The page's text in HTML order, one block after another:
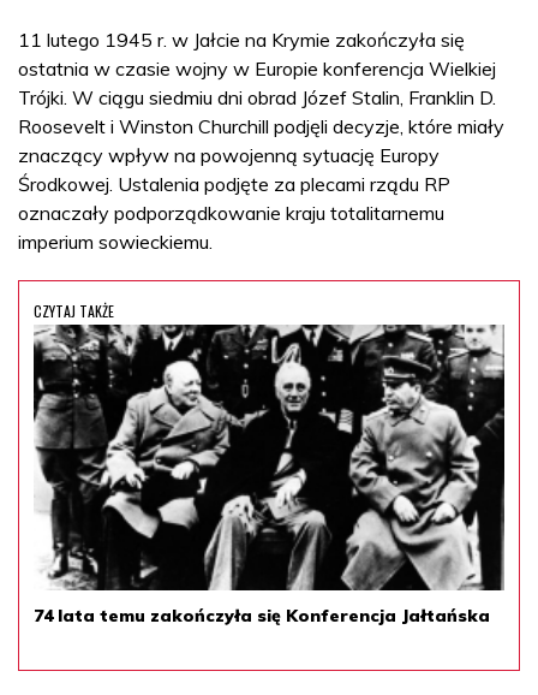
11 lutego 1945 r. w Jałcie na Krymie zakończyła się
ostatnia w czasie wojny w Europie konferencja Wielkiej
Trójki. W ciągu siedmiu dni obrad Józef Stalin, Franklin D.
Roosevelt i Winston Churchill podjęli decyzje, które miały
znaczący wpływ na powojenną sytuację Europy
Środkowej. Ustalenia podjęte za plecami rządu RP
oznaczały podporządkowanie kraju totalitarnemu
imperium sowieckiemu.
CZYTAJ TAKŻE
74 lata temu zakończyła się Konferencja Jałtańska